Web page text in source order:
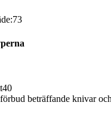
73
40
beträffande knivar